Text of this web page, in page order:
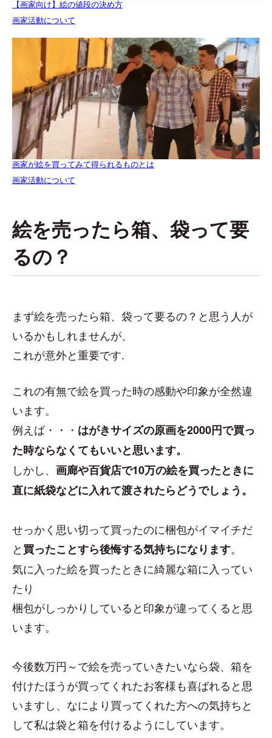
【画家向け】絵の値段の決め方
関連理由
画家活動について
画家が絵を買ってみて得られるものとは
関連理由
画家活動について
絵を売ったら箱、袋って要
るの？
まず絵を売ったら箱、袋って要るの？と思う人が
いるかもしれませんが、
これが意外と重要です.
これの有無で絵を買った時の感動や印象が全然違
います。
例えば・・・ はがきサイズの原画を2000円で買っ
た時ならなくてもいいと思います。
しかし、 画廊や百貨店で10万の絵を買ったときに
直に紙袋などに入れて渡されたらどうでしょう。
せっかく思い切って買ったのに梱包がイマイチだ
と買ったことすら後悔する気持ちになります。
気に入った絵を買ったときに綺麗な箱に入ってい
たり
梱包がしっかりしていると印象が違ってくると思
います。
今後数万円～で絵を売っていきたいなら袋、箱を
付けたほうが買ってくれたお客様も喜ばれると思
いますし、なにより買ってくれた方への気持ちと
して私は袋と箱を付けるようにしています。